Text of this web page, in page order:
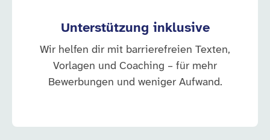
Unterstützung inklusive
Wir helfen dir mit barrierefreien Texten,
Vorlagen und Coaching – für mehr
Bewerbungen und weniger Aufwand.